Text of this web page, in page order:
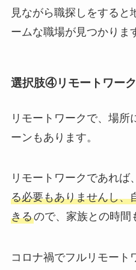
見ながら職探しをすると
ームな職場が見つかりま
選択肢④リモートワー
リモートワークで、場所
ーンもあります。
リモートワークであれば、
る必要もありませんし、
きるので、家族との時間
コロナ禍でフルリモート